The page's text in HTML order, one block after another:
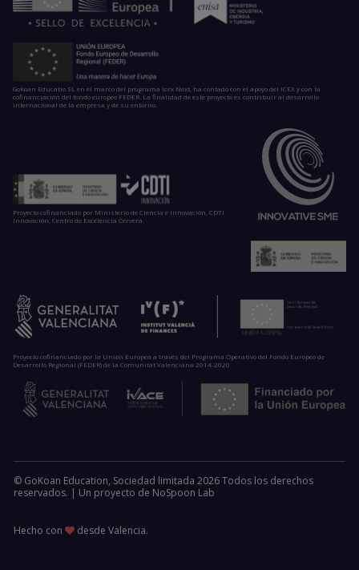
GoKoan Educatio SL en el marco del programa Icex Next, ha contado con el apoyo del ICEX y con la
cofinanciación del fondo europeo FEDER. La finalidad de este proyecto es contribuir al desarrollo
internacional de la empresa y de su entorno.
Proyecto cofinanciado por Ministerio de Ciencia e Innovación, CDTI
Innovación, Centro de Excelencia Cervera.
Proyecto cofinanciado por la Unión Europea a través del Programa Operativo del Fondo Europeo de
Desarrollo Regional (FEDER) de la Comunitat Valenciana 2014-2020
© GoKoan Education, Sociedad limitada 2026 Todos los derechos
reservados. | Un proyecto de NoSpoon Lab
Hecho con desde Valencia.